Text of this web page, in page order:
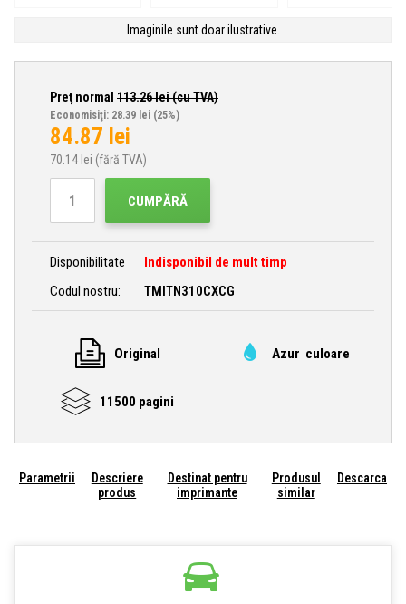
Imaginile sunt doar ilustrative.
Preţ normal 113.26lei (cu TVA)
Economisiţi: 28.39 lei (25%)
84.87 lei
70.14 lei (fără TVA)
CUMPĂRĂ
Disponibilitate
Indisponibil de mult timp
Codul nostru:
TMITN310CXCG
Original Azur culoare
11500 pagini
Parametrii
Descriere
produs
Destinat pentru
imprimante
Produsul
similar
Descarca